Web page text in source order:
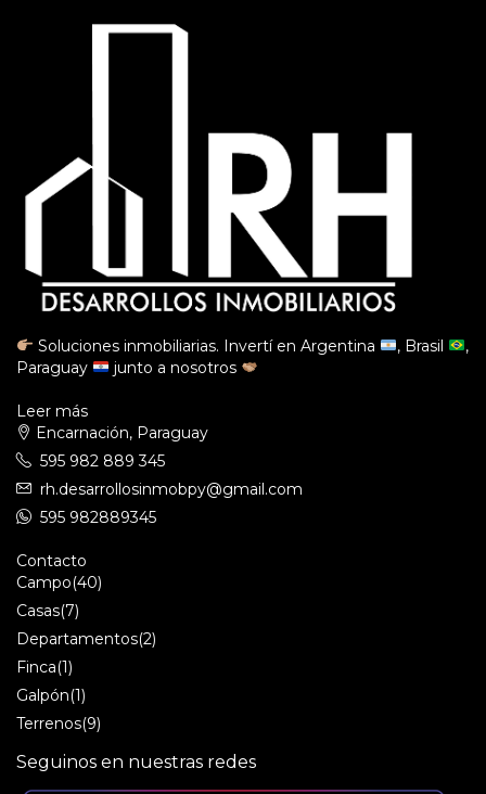
Soluciones inmobiliarias. Invertí en Argentina , Brasil
,
Paraguay
junto a nosotros
Leer más
Encarnación, Paraguay
595 982 889 345
rh.desarrollosinmobpy@gmail.com
595 982889345
Contacto
Campo(40)
Casas(7)
Departamentos(2)
Finca(1)
Galpón(1)
Terrenos(9)
Seguinos en nuestras redes